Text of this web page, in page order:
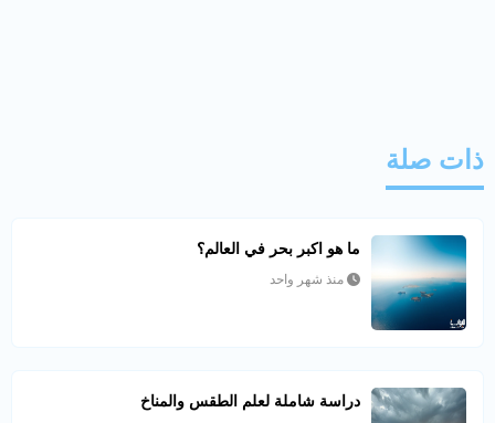
ذات صلة
ما هو اكبر بحر في العالم؟
منذ شهر واحد
دراسة شاملة لعلم الطقس والمناخ